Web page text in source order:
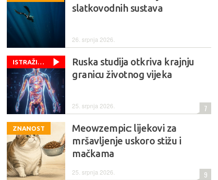
slatkovodnih sustava
26. srpnja 2026.
ISTRAŽIVANJA
Ruska studija otkriva krajnju
granicu životnog vijeka
25. srpnja 2026. 7
ZNANOST
Meowzempic: lijekovi za
mršavljenje uskoro stižu i
mačkama
25. srpnja 2026. 9